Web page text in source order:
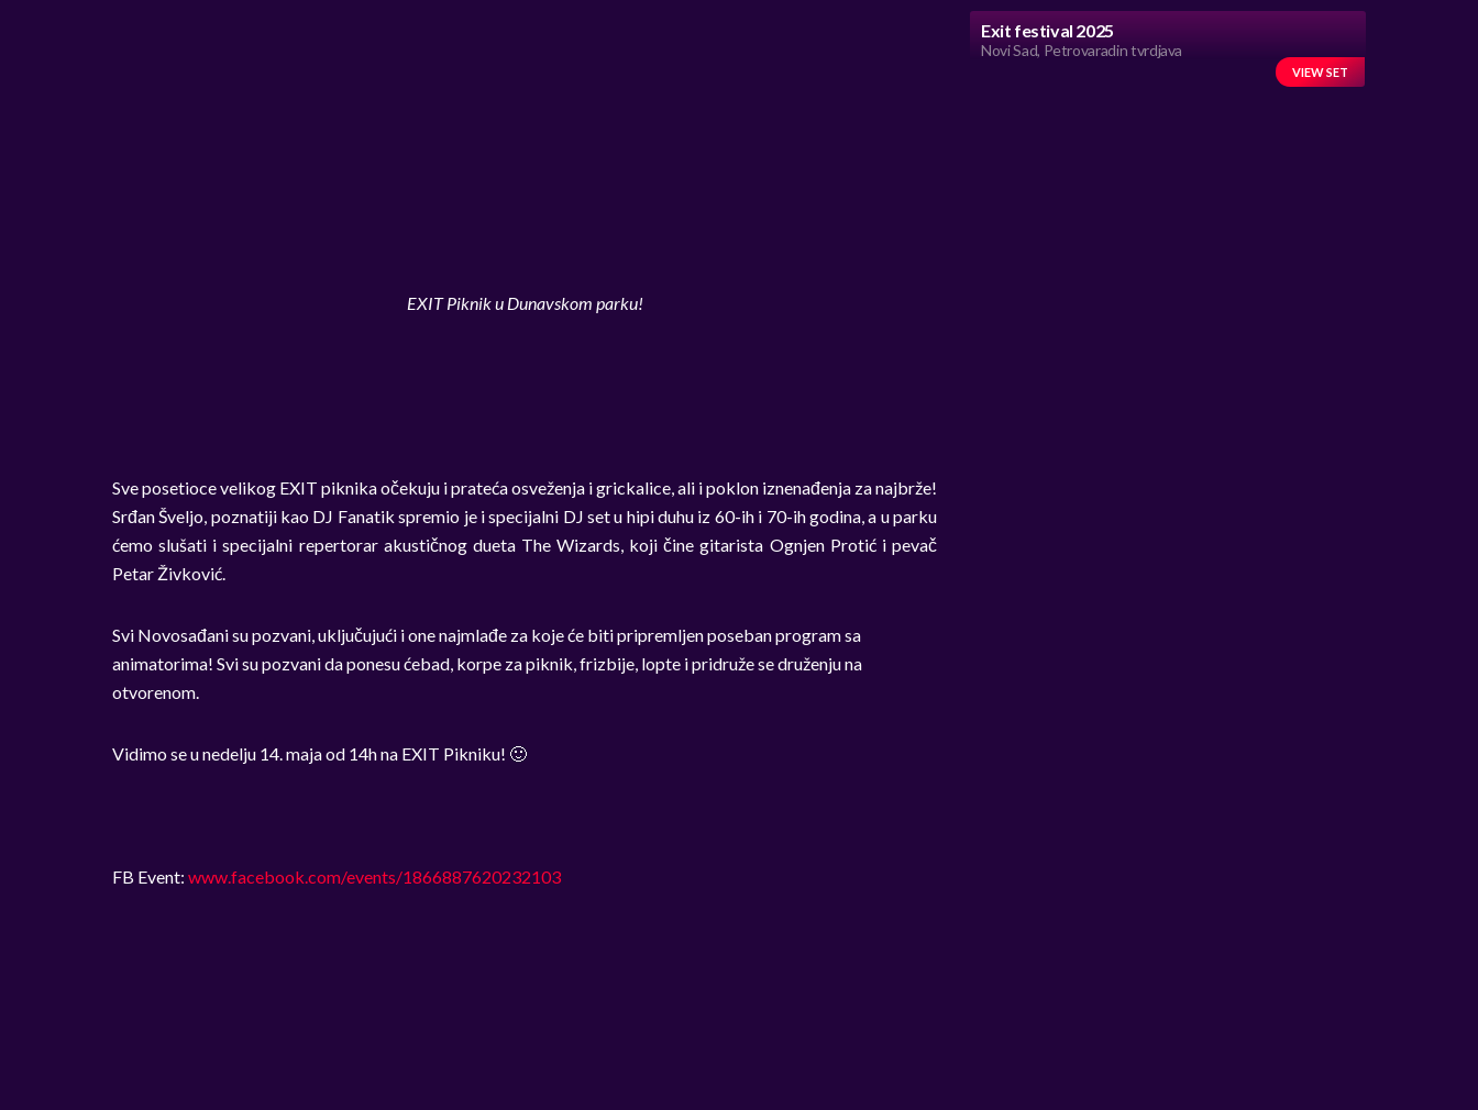
EXIT Piknik u Dunavskom parku!
Sve posetioce velikog EXIT piknika očekuju i prateća osveženja i grickalice, ali i poklon iznenađenja za najbrže!
Srđan Šveljo, poznatiji kao DJ Fanatik spremio je i specijalni DJ set u hipi duhu iz 60-ih i 70-ih godina, a u parku
ćemo slušati i specijalni repertorar akustičnog dueta The Wizards, koji čine gitarista Ognjen Protić i pevač
Petar Živković.
Svi Novosađani su pozvani, uključujući i one najmlađe za koje će biti pripremljen poseban program sa
animatorima! Svi su pozvani da ponesu ćebad, korpe za piknik, frizbije, lopte i pridruže se druženju na
otvorenom.
Vidimo se u nedelju 14. maja od 14h na EXIT Pikniku! 🙂
FB Event: www.facebook.com/events/1866887620232103
Exit festival 2025
Novi Sad, Petrovaradin tvrdjava
VIEW SET